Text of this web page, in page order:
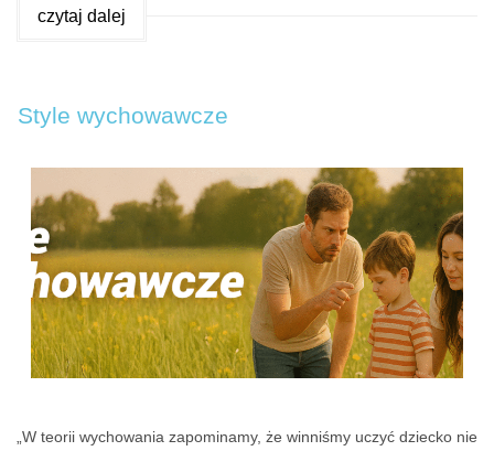
czytaj dalej
Style wychowawcze
„W teorii wychowania zapominamy, że winniśmy uczyć dziecko nie